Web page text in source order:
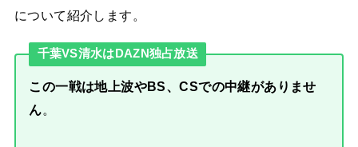
について紹介します。
千葉VS清水はDAZN独占放送
この一戦は地上波やBS、CSでの中継がありませ
ん。